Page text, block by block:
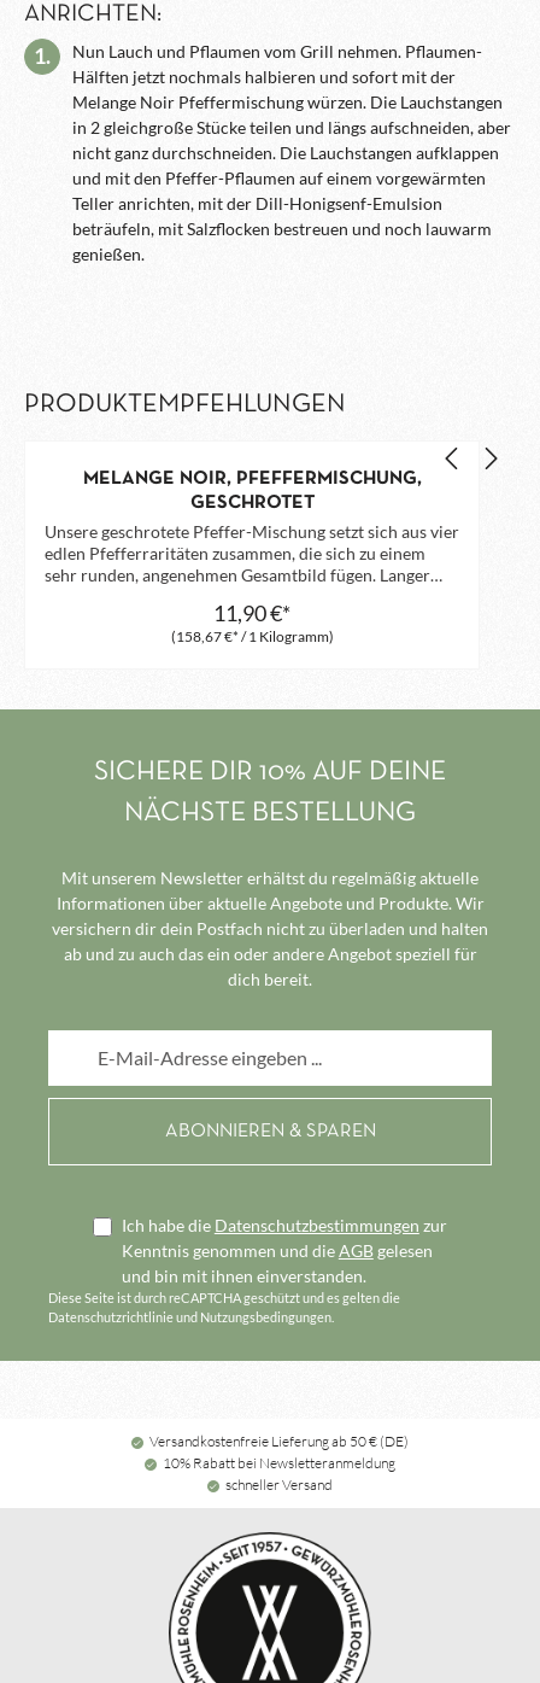
ANRICHTEN:
1.
Nun Lauch und Pflaumen vom Grill nehmen. Pflaumen-
Hälften jetzt nochmals halbieren und sofort mit der
Melange Noir Pfeffermischung würzen. Die Lauchstangen
in 2 gleichgroße Stücke teilen und längs aufschneiden, aber
nicht ganz durchschneiden. Die Lauchstangen aufklappen
und mit den Pfeffer-Pflaumen auf einem vorgewärmten
Teller anrichten, mit der Dill-Honigsenf-Emulsion
beträufeln, mit Salzflocken bestreuen und noch lauwarm
genießen.
PRODUKTEMPFEHLUNGEN
MELANGE NOIR, PFEFFERMISCHUNG,
GESCHROTET
Unsere geschrotete Pfeffer-Mischung setzt sich aus vier
edlen Pfefferraritäten zusammen, die sich zu einem
sehr runden, angenehmen Gesamtbild fügen. Langer
Aromen mit, während der hohe Gehalt an ätherischen
Ölen im Kubebenpfeffer warm-kampferartige und
intensiver Malabar Tigerpfeffer rundet die Mischung
Insbesondere zu Bratkartoffeln, Wild und dem
klassischen Rindersteak empfehlen wir die Melange
Noir. Bratkartoffeln und Kartoffelpüree werden zu
(158,67 €* / 1 Kilogramm)
11,90 €*
SICHERE DIR 10% AUF DEINE
NÄCHSTE BESTELLUNG
Mit unserem Newsletter erhältst du regelmäßig aktuelle
Informationen über aktuelle Angebote und Produkte. Wir
versichern dir dein Postfach nicht zu überladen und halten
ab und zu auch das ein oder andere Angebot speziell für
dich bereit.
Ich habe die Datenschutzbestimmungen zur
Kenntnis genommen und dieAGBgelesen
und bin mit ihnen einverstanden.
Diese Seite ist durch reCAPTCHA geschützt und es gelten die
Datenschutzrichtlinieund Nutzungsbedingungen
Versandkostenfreie Lieferung ab 50 € (DE)
10% Rabatt bei Newsletteranmeldung
schneller Versand